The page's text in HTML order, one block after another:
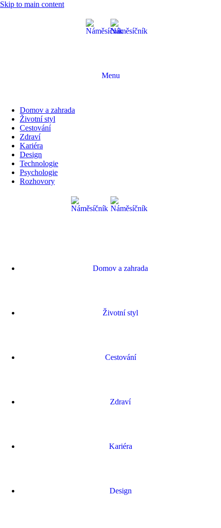
Skip to main content
Menu
Domov a zahrada
Životní styl
Cestování
Zdraví
Kariéra
Design
Technologie
Psychologie
Rozhovory
Domov a zahrada
Životní styl
Cestování
Zdraví
Kariéra
Design